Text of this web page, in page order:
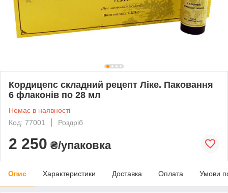
Кордицепс складний рецепт Ліке. Паковання
6 флаконів по 28 мл
Немає в наявності
Код: 77001
Роздріб
2 250 ₴/упаковка
Опис Характеристики Доставка Оплата Умови